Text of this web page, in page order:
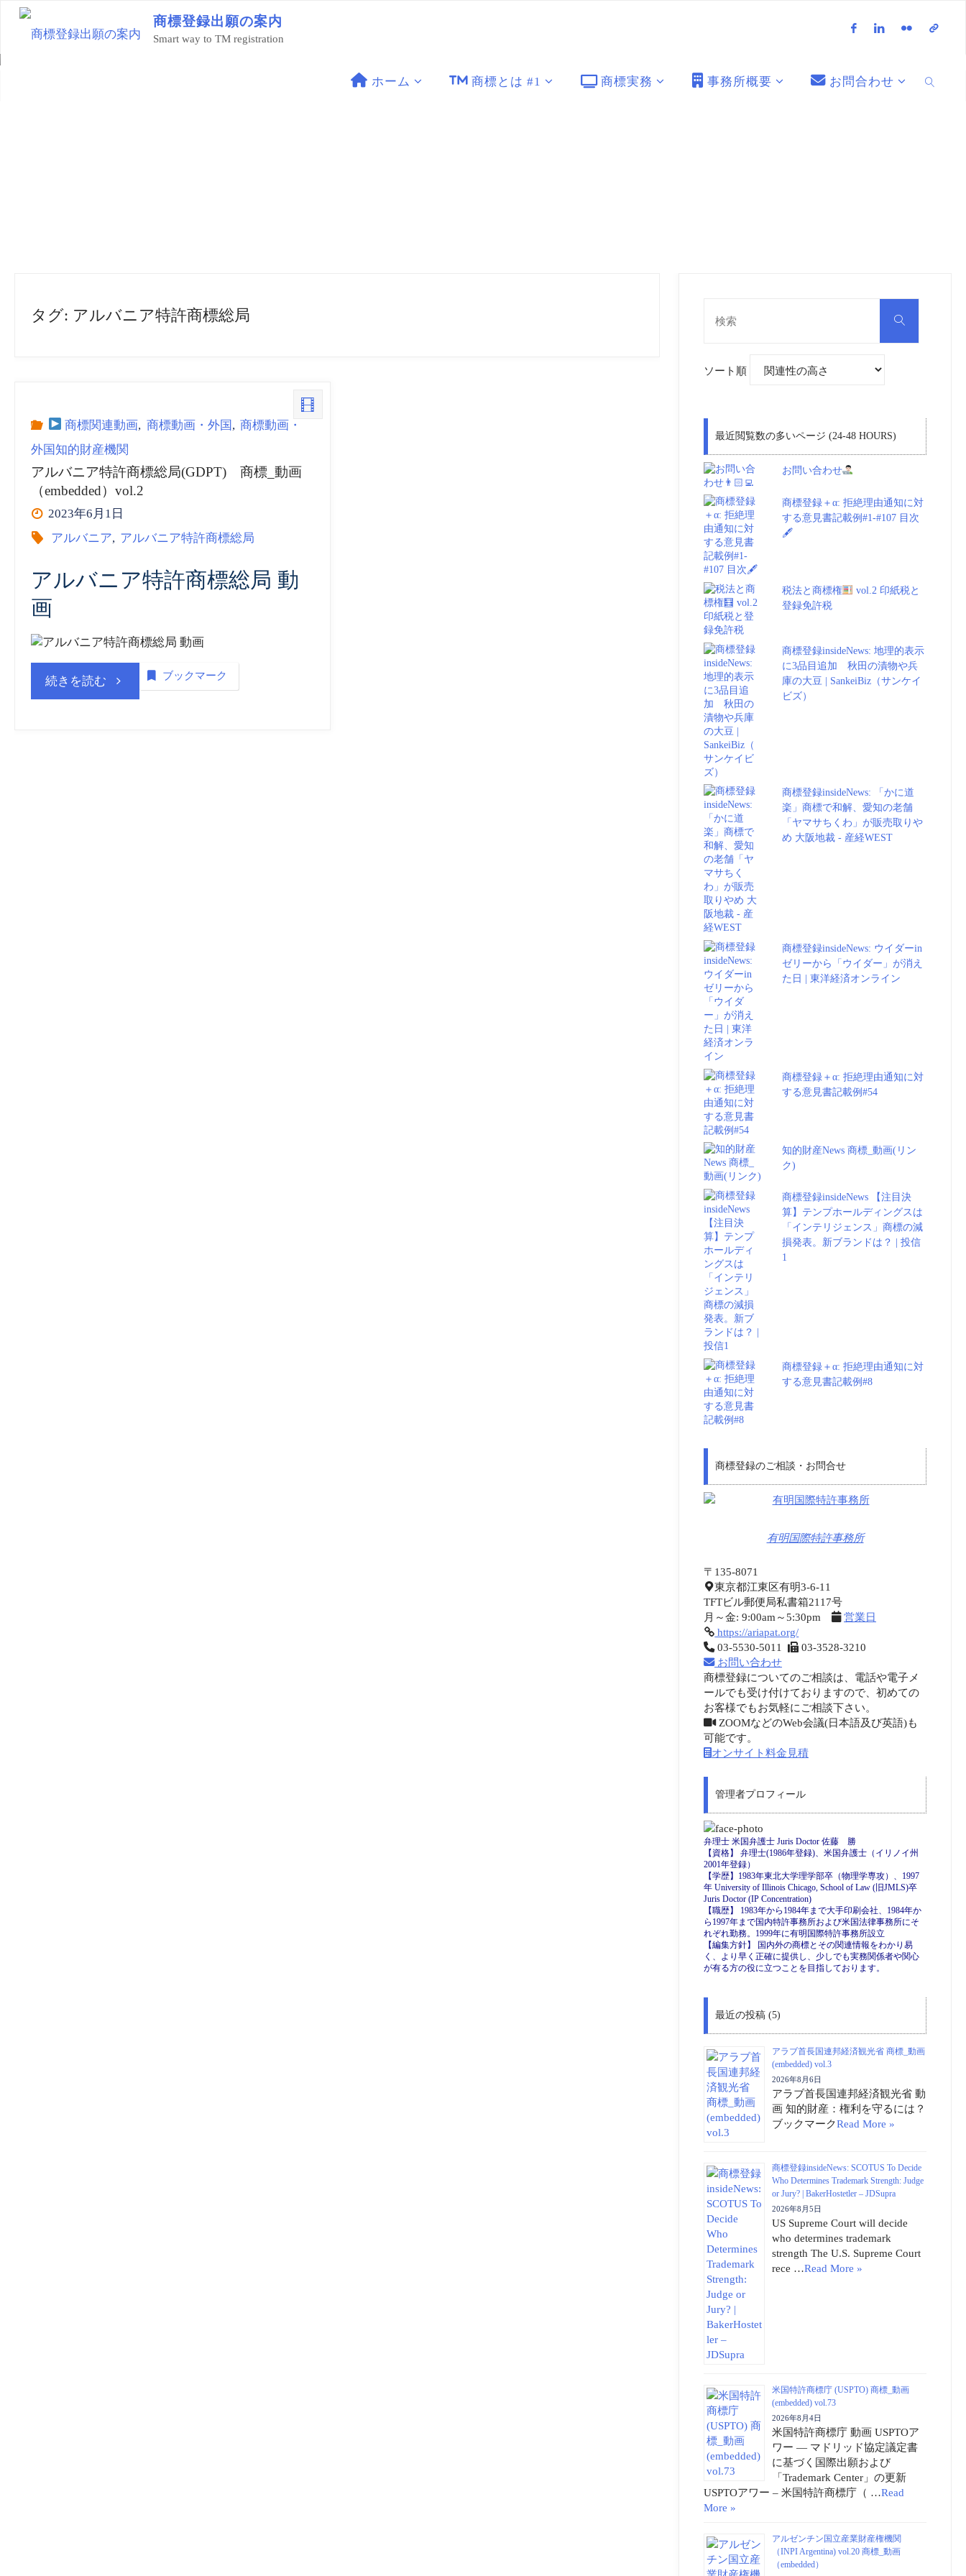
ン
商標登録出願の案内
Smart way to TM registration
ホーム 商標とは #1 商標実務 事務所概要 お問合わせ
タグ: アルバニア特許商標総局
商標関連動画, 商標動画・外国 , 商標動画・
外国知的財産機関
アルバニア特許商標総局(GDPT) 商標_動画
（embedded）vol.2
2023年6月1日
アルバニア, アルバニア特許商標総局
アルバニア特許商標総局 動
画
続きを読む “ア ブックマーク
検
ソート順
最近閲覧数の多いページ (24-48 HOURS)
お問い合わせ
商標登録＋α: 拒絶理由通知に対
する意見書記載例#1-#107 目次
🖋
税法と商標権
vol.2 印紙税と
登録免許税
商標登録insideNews: 地理的表示
に3品目追加 秋田の漬物や兵
庫の大豆 | SankeiBiz（サンケイ
ビズ）
商標登録insideNews: 「かに道
楽」商標で和解、愛知の老舗
「ヤマサちくわ」が販売取りや
め 大阪地裁 - 産経WEST
商標登録insideNews: ウイダーin
ゼリーから「ウイダー」が消え
た日 | 東洋経済オンライン
商標登録＋α: 拒絶理由通知に対
する意見書記載例#54
知的財産News 商標_動画(リン
ク)
商標登録insideNews 【注目決
算】テンプホールディングスは
「インテリジェンス」商標の減
損発表。新ブランドは？ | 投信
1
商標登録＋α: 拒絶理由通知に対
する意見書記載例#8
商標登録のご相談・お問合せ
有明国際特許事務所
〒135-8071
東京都江東区有明3-6-11
TFTビル郵便局私書箱2117号
月～金: 9:00am～5:30pm
営業日
https://ariapat.org/
03-5530-5011
03-3528-3210
お問い合わせ
商標登録についてのご相談は、電話や電子メ
ールでも受け付けておりますので、初めての
お客様でもお気軽にご相談下さい。
ZOOMなどのWeb会議(日本語及び英語)も
可能です。
オンサイト料金見積
管理者プロフィール
弁理士 米国弁護士 Juris Doctor 佐藤 勝
【資格】 弁理士(1986年登録)、米国弁護士（イリノイ州
2001年登録）
【学歴】1983年東北大学理学部卒（物理学専攻）、1997
年 University of Illinois Chicago, School of Law (旧JMLS)卒
Juris Doctor (IP Concentration)
【職歴】 1983年から1984年まで大手印刷会社、1984年か
ら1997年まで国内特許事務所および米国法律事務所にそ
れぞれ勤務。1999年に有明国際特許事務所設立
【編集方針】 国内外の商標とその関連情報をわかり易
く、より早く正確に提供し、少しでも実務関係者や関心
が有る方の役に立つことを目指しております。
最近の投稿 (5)
アラブ首長国連邦経済観光省 商標_動画
(embedded) vol.3
2026年8月6日
アラブ首長国連邦経済観光省 動
画 知的財産：権利を守るには？
ブックマークRead More »
商標登録insideNews: SCOTUS To Decide
Who Determines Trademark Strength: Judge
or Jury? | BakerHostetler – JDSupra
2026年8月5日
US Supreme Court will decide
who determines trademark
strength The U.S. Supreme Court
rece …Read More »
米国特許商標庁 (USPTO) 商標_動画
(embedded) vol.73
2026年8月4日
米国特許商標庁 動画 USPTOア
ワー ― マドリッド協定議定書
に基づく国際出願および
「Trademark Center」の更新
USPTOアワー – 米国特許商標庁（ …Read
More »
アルゼンチン国立産業財産権機関
（INPI Argentina) vol.20 商標_動画
（embedded）